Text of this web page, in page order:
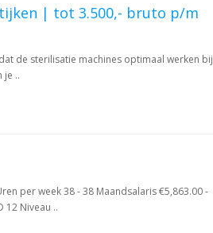
| tot 3.500,- bruto p/m
de sterilisatie machines optimaal werken bij
je ..
per week 38 - 38 Maandsalaris €5,863.00 -
12 Niveau ..